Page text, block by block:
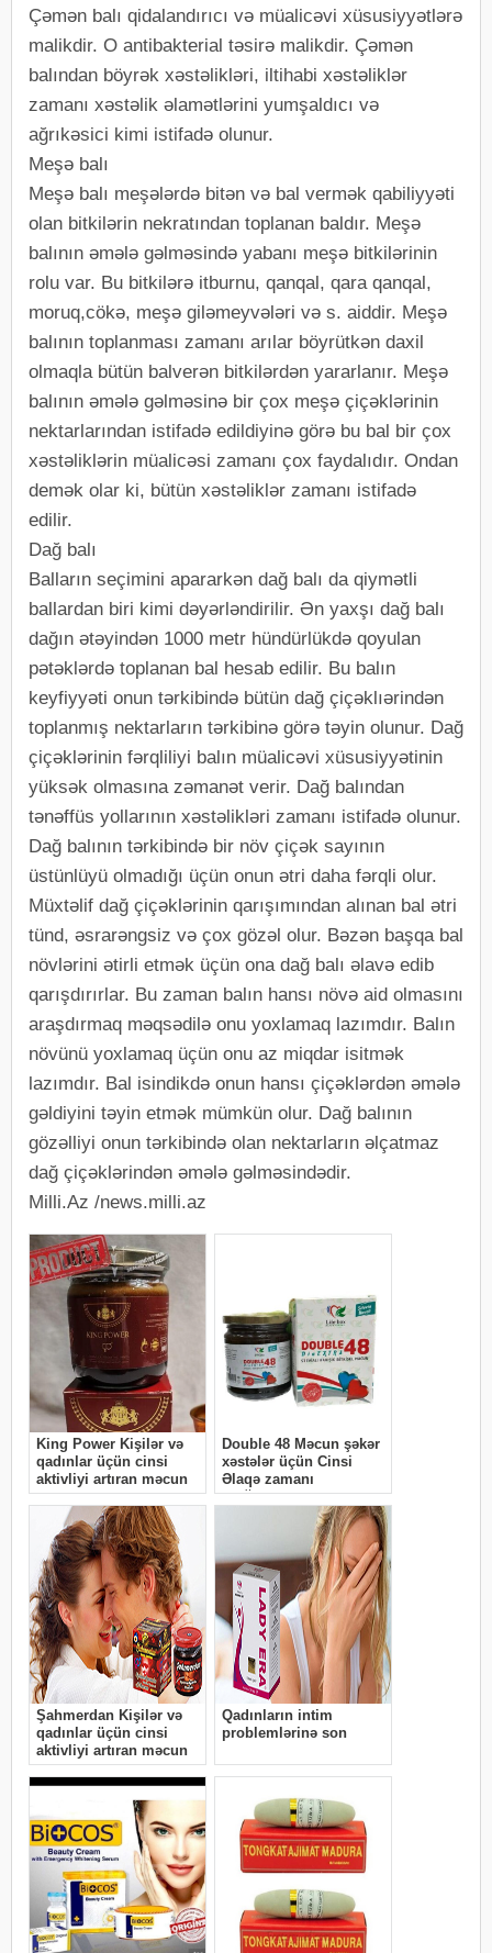
Çəmən balı qidalandırıcı və müalicəvi xüsusiyyətlərə
malikdir. O antibakterial təsirə malikdir. Çəmən
balından böyrək xəstəlikləri, iltihabi xəstəliklər
zamanı xəstəlik əlamətlərini yumşaldıcı və
ağrıkəsici kimi istifadə olunur.
Meşə balı
Meşə balı meşələrdə bitən və bal vermək qabiliyyəti
olan bitkilərin nekratından toplanan baldır. Meşə
balının əmələ gəlməsində yabanı meşə bitkilərinin
rolu var. Bu bitkilərə itburnu, qanqal, qara qanqal,
moruq,cökə, meşə giləmeyvələri və s. aiddir. Meşə
balının toplanması zamanı arılar böyrütkən daxil
olmaqla bütün balverən bitkilərdən yararlanır. Meşə
balının əmələ gəlməsinə bir çox meşə çiçəklərinin
nektarlarından istifadə edildiyinə görə bu bal bir çox
xəstəliklərin müalicəsi zamanı çox faydalıdır. Ondan
demək olar ki, bütün xəstəliklər zamanı istifadə
edilir.
Dağ balı
Balların seçimini apararkən dağ balı da qiymətli
ballardan biri kimi dəyərləndirilir. Ən yaxşı dağ balı
dağın ətəyindən 1000 metr hündürlükdə qoyulan
pətəklərdə toplanan bal hesab edilir. Bu balın
keyfiyyəti onun tərkibində bütün dağ çiçəklıərindən
toplanmış nektarların tərkibinə görə təyin olunur. Dağ
çiçəklərinin fərqliliyi balın müalicəvi xüsusiyyətinin
yüksək olmasına zəmanət verir. Dağ balından
tənəffüs yollarının xəstəlikləri zamanı istifadə olunur.
Dağ balının tərkibində bir növ çiçək sayının
üstünlüyü olmadığı üçün onun ətri daha fərqli olur.
Müxtəlif dağ çiçəklərinin qarışımından alınan bal ətri
tünd, əsrarəngsiz və çox gözəl olur. Bəzən başqa bal
növlərini ətirli etmək üçün ona dağ balı əlavə edib
qarışdırırlar. Bu zaman balın hansı növə aid olmasını
araşdırmaq məqsədilə onu yoxlamaq lazımdır. Balın
növünü yoxlamaq üçün onu az miqdar isitmək
lazımdır. Bal isindikdə onun hansı çiçəklərdən əmələ
gəldiyini təyin etmək mümkün olur. Dağ balının
gözəlliyi onun tərkibində olan nektarların əlçatmaz
dağ çiçəklərindən əmələ gəlməsindədir.
Milli.Az /news.milli.az